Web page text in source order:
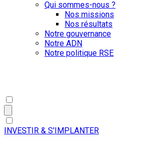
Qui sommes-nous ?
Nos missions
Nos résultats
Notre gouvernance
Notre ADN
Notre politique RSE
INVESTIR & S'IMPLANTER